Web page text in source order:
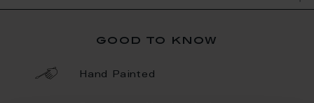
good to know
Hand Painted